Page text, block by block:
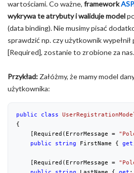
wartościami. Co ważne, framework
wykrywa te atrybuty i waliduje model
(data binding). Nie musimy pisać
sprawdzić np. czy użytkownik
[Required], zostanie to zrobione za nas.
Przykład: Załóżmy, że mamy model
użytkownika:
public class
{
    [Required(ErrorMessage =
public
string FirstName { get
    [Required(ErrorMessage =